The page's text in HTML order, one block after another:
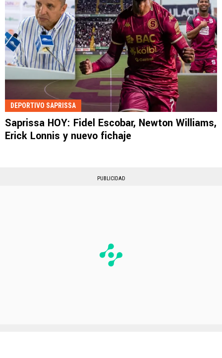
DEPORTIVO SAPRISSA
Saprissa HOY: Fidel Escobar, Newton Williams,
Erick Lonnis y nuevo fichaje
PUBLICIDAD